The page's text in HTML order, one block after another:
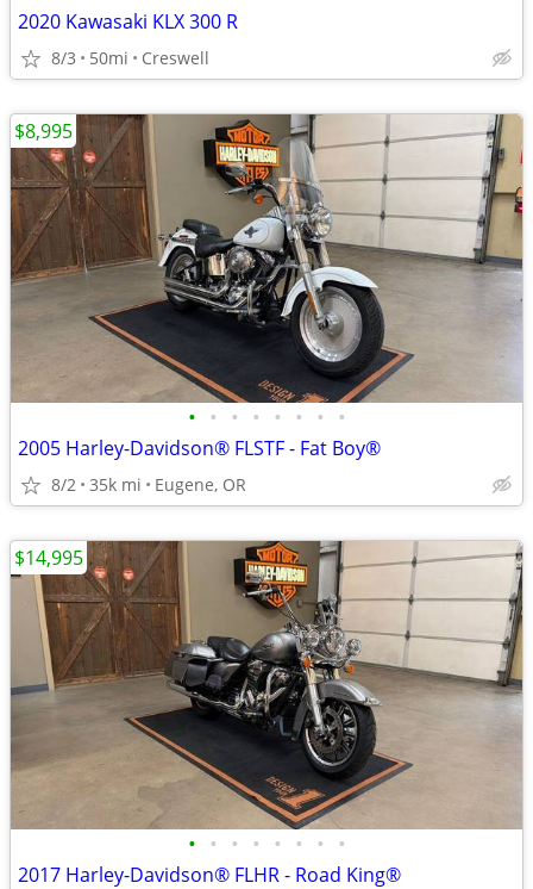
2020 Kawasaki KLX 300 R
8/3 50mi Creswell
• • • • • • • •
2005 Harley-Davidson® FLSTF - Fat Boy®
8/2 35k mi Eugene, OR
$8,995
• • • • • • • •
2017 Harley-Davidson® FLHR - Road King®
$14,995